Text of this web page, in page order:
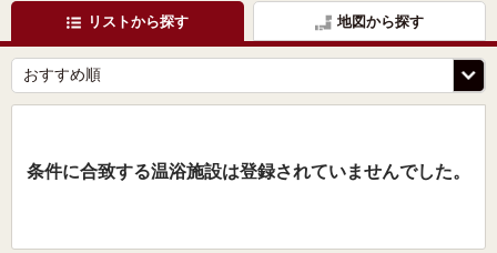
リストから探す 地図から探す
条件に合致する温浴施設は登録されていませんでした。